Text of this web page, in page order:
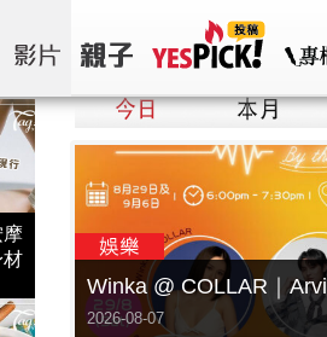
摩
材
2026-08-07